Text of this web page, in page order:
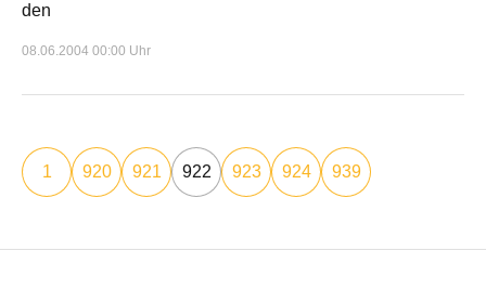
den
08.06.2004 00:00 Uhr
1 920 921 922 923 924 939